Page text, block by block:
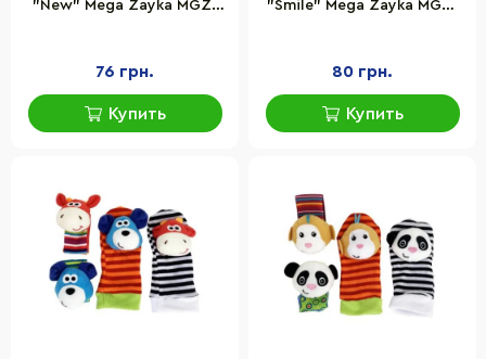
"New" Mega Zayka MGZ-
76 грн.
Купить
"Smile" Mega Zayka MGZ-
80 грн.
Купить